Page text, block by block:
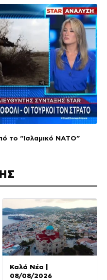
το “Ισλαμικό ΝΑΤΟ”
Καλά Νέα |
08/08/2026